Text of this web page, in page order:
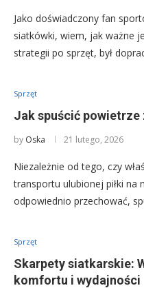
Jako doświadczony fan
siatkówki, wiem, jak ważne
strategii po sprzęt, był
Sprzęt
Jak spuścić powietrze
by Oska 21 lutego, 2026
Niezależnie od tego, czy
transportu ulubionej piłki na
odpowiednio przechować,
Sprzęt
Skarpety siatkarskie:
komfortu i wydajności